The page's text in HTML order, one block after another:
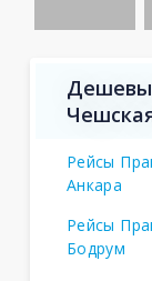
Рейсы
Анкара
Рейсы
Бодрум